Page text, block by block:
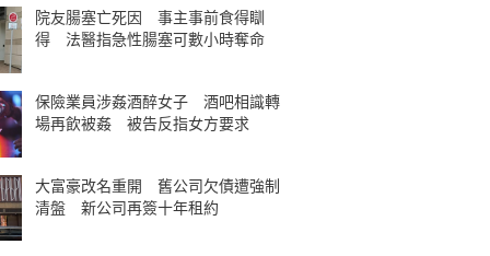
院友腸塞亡死因 事主事前食得瞓
得 法醫指急性腸塞可數小時奪命
保險業員涉姦酒醉女子 酒吧相識轉
場再飲被姦 被告反指女方要求
大富豪改名重開 舊公司欠債遭強制
清盤 新公司再簽十年租約